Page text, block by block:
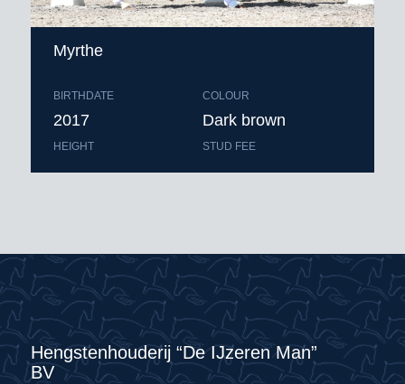
Myrthe
BIRTHDATE
2017
HEIGHT
COLOUR
Dark brown
STUD FEE
Hengstenhouderij “De IJzeren Man”
BV